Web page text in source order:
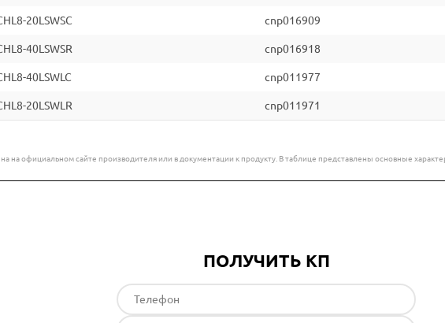
20LSWSC cnp016909
40LSWSR cnp016918
40LSWLC cnp011977
20LSWLR cnp011971
на официальном сайте производителя или в документации к продукту. В таблице представлены основные
ПОЛУЧИТЬ КП